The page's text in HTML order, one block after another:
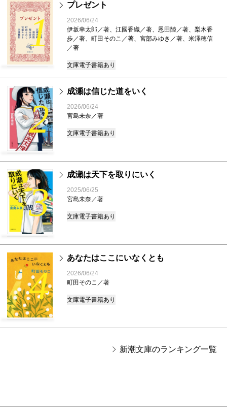
1
プレゼント
2026/06/24
伊坂幸太郎／著、江國香織／著、恩田陸／著、梨木香
歩／著、町田そのこ／著、宮部みゆき／著、米澤穂信
／著
文庫電子書籍あり
2
成瀬は信じた道をいく
2026/06/24
宮島未奈／著
文庫電子書籍あり
3
成瀬は天下を取りにいく
2025/06/25
宮島未奈／著
文庫電子書籍あり
4
あなたはここにいなくとも
2026/06/24
町田そのこ／著
文庫電子書籍あり
新潮文庫のランキング一覧